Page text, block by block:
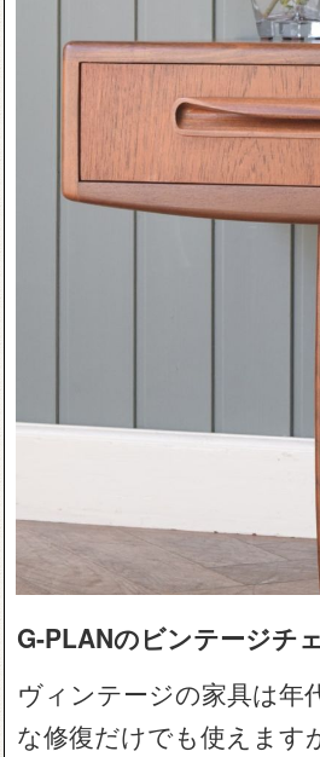
G-PLANのビンテージチ
ヴィンテージの家具は年
な修復だけでも使えます